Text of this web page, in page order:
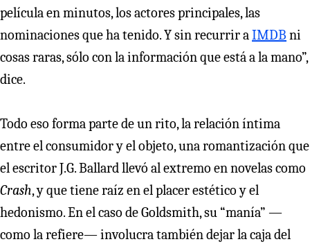
película en minutos, los actores principales, las
nominaciones que ha tenido. Y sin recurrir aIMDB ni
cosas raras, sólo con la información que está a la mano”,
dice.
Todo eso forma parte de un rito, la relación íntima
entre el consumidor y el objeto, una romantización que
el escritor J.G. Ballard llevó al extremo en novelas como
Crash, y que tiene raíz en el placer estético y el
hedonismo. En el caso de Goldsmith, su “manía” —
como la refiere— involucra también dejar la caja del